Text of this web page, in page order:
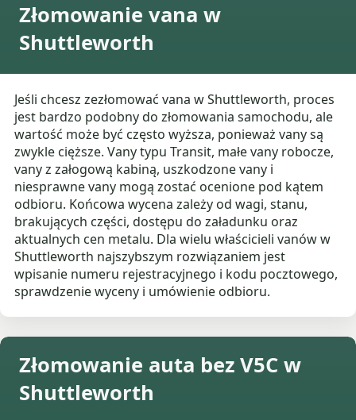
Złomowanie vana w
Shuttleworth
Jeśli chcesz zezłomować vana w Shuttleworth, proces
jest bardzo podobny do złomowania samochodu, ale
wartość może być często wyższa, ponieważ vany są
zwykle cięższe. Vany typu Transit, małe vany robocze,
vany z załogową kabiną, uszkodzone vany i
niesprawne vany mogą zostać ocenione pod kątem
odbioru. Końcowa wycena zależy od wagi, stanu,
brakujących części, dostępu do załadunku oraz
aktualnych cen metalu. Dla wielu właścicieli vanów w
Shuttleworth najszybszym rozwiązaniem jest
wpisanie numeru rejestracyjnego i kodu pocztowego,
sprawdzenie wyceny i umówienie odbioru.
Złomowanie auta bez V5C w
Shuttleworth